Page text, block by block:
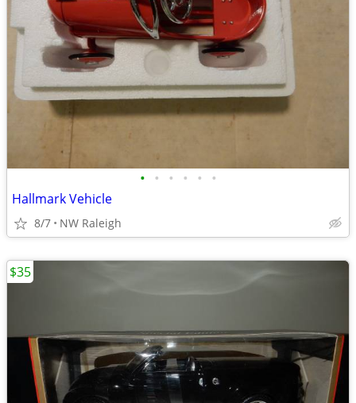
• • • • • •
Hallmark Vehicle
8/7 NW Raleigh
$35